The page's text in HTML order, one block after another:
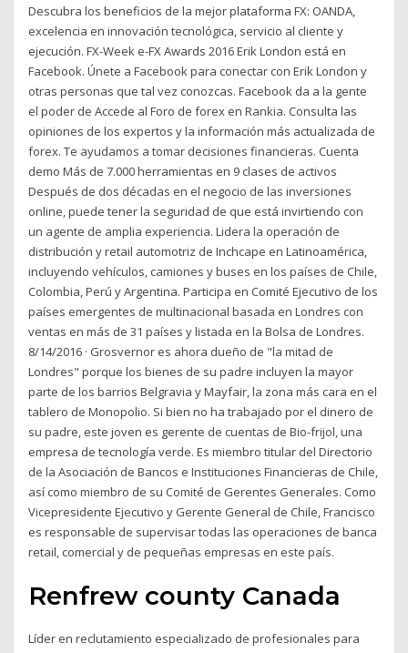
Descubra los beneficios de la mejor plataforma FX: OANDA,
excelencia en innovación tecnológica, servicio al cliente y
ejecución. FX-Week e-FX Awards 2016 Erik London está en
Facebook. Únete a Facebook para conectar con Erik London y
otras personas que tal vez conozcas. Facebook da a la gente
el poder de Accede al Foro de forex en Rankia. Consulta las
opiniones de los expertos y la información más actualizada de
forex. Te ayudamos a tomar decisiones financieras. Cuenta
demo Más de 7.000 herramientas en 9 clases de activos
Después de dos décadas en el negocio de las inversiones
online, puede tener la seguridad de que está invirtiendo con
un agente de amplia experiencia. Lidera la operación de
distribución y retail automotriz de Inchcape en Latinoamérica,
incluyendo vehículos, camiones y buses en los países de Chile,
Colombia, Perú y Argentina. Participa en Comité Ejecutivo de los
países emergentes de multinacional basada en Londres con
ventas en más de 31 países y listada en la Bolsa de Londres.
8/14/2016 · Grosvernor es ahora dueño de "la mitad de
Londres" porque los bienes de su padre incluyen la mayor
parte de los barrios Belgravia y Mayfair, la zona más cara en el
tablero de Monopolio. Si bien no ha trabajado por el dinero de
su padre, este joven es gerente de cuentas de Bio-frijol, una
empresa de tecnología verde. Es miembro titular del Directorio
de la Asociación de Bancos e Instituciones Financieras de Chile,
así como miembro de su Comité de Gerentes Generales. Como
Vicepresidente Ejecutivo y Gerente General de Chile, Francisco
es responsable de supervisar todas las operaciones de banca
retail, comercial y de pequeñas empresas en este país.
Renfrew county Canada
Líder en reclutamiento especializado de profesionales para